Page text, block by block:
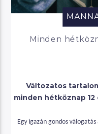
Minden
Változatos
minden hétköznap 12
Egy igazán gondos